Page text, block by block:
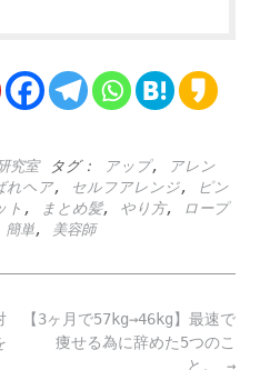
究室 タグ： アップ,
アレン
れヘア, セルフアレンジ,
ピン
ト , まとめ髪, やり方,
ロープ
簡単, 美容師
【3ヶ月で57kg→46kg】最速で
痩せる為に辞めた5つのこ
と。 →